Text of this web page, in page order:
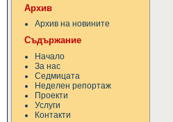
Архив
Архив на новините
Съдържание
Начало
За нас
Седмицата
Неделен репортаж
Проекти
Услуги
Контакти